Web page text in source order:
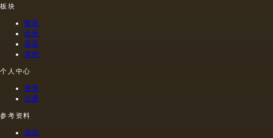
板块
银器
绘画
瓷器
其他
个人中心
登录
注册
参考资料
杂志